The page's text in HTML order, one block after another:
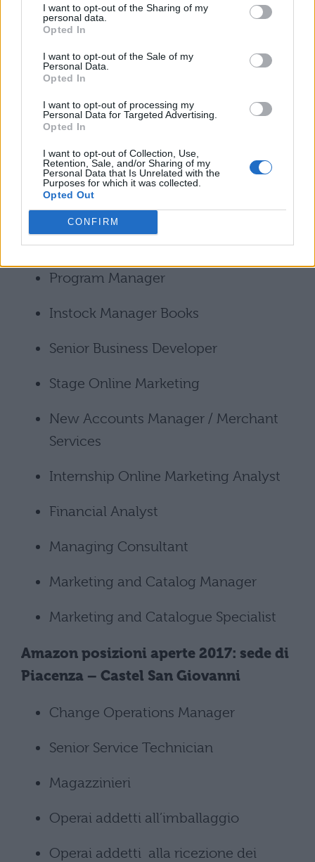
I want to opt-out of the Sharing of my
personal data.
Opted In
I want to opt-out of the Sale of my
Personal Data.
Opted In
I want to opt-out of processing my
Personal Data for Targeted Advertising.
Opted In
I want to opt-out of Collection, Use,
Retention, Sale, and/or Sharing of my
Personal Data that Is Unrelated with the
Purposes for which it was collected.
Opted Out
CONFIRM
Engineer
Technical Services Manager
Logistics Process Engineer
Emerging Ad Product Sales Specialist /
Digital Advertising
Senior Product Manager
Senior Consultant / DevOps
Program Manager
Instock Manager Books
Senior Business Developer
Stage Online Marketing
New Accounts Manager / Merchant
Services
Internship Online Marketing Analyst
Financial Analyst
Managing Consultant
Marketing and Catalog Manager
Marketing and Catalogue Specialist
Amazon posizioni aperte 2017: sede di
Piacenza – Castel San Giovanni
Change Operations Manager
Senior Service Technician
Magazzinieri
Operai addetti all’imballaggio
Operai addetti alla ricezione dei